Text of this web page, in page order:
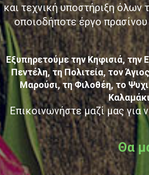
και τεχνική υποστήριξη όλων
οποιοδήποτε έργο
Εξυπηρετούμε την Κηφισιά, την
Πεντέλη, τη Πολιτεία, τον
Μαρούσι, τη Φιλοθέη, το
Επικοινωνήστε μαζί μας
Θα